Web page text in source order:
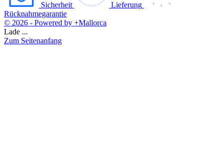
Sicherheit
Lieferung
Rücknahmegarantie
© 2026 - Powered by +Mallorca
Lade ...
Zum Seitenanfang